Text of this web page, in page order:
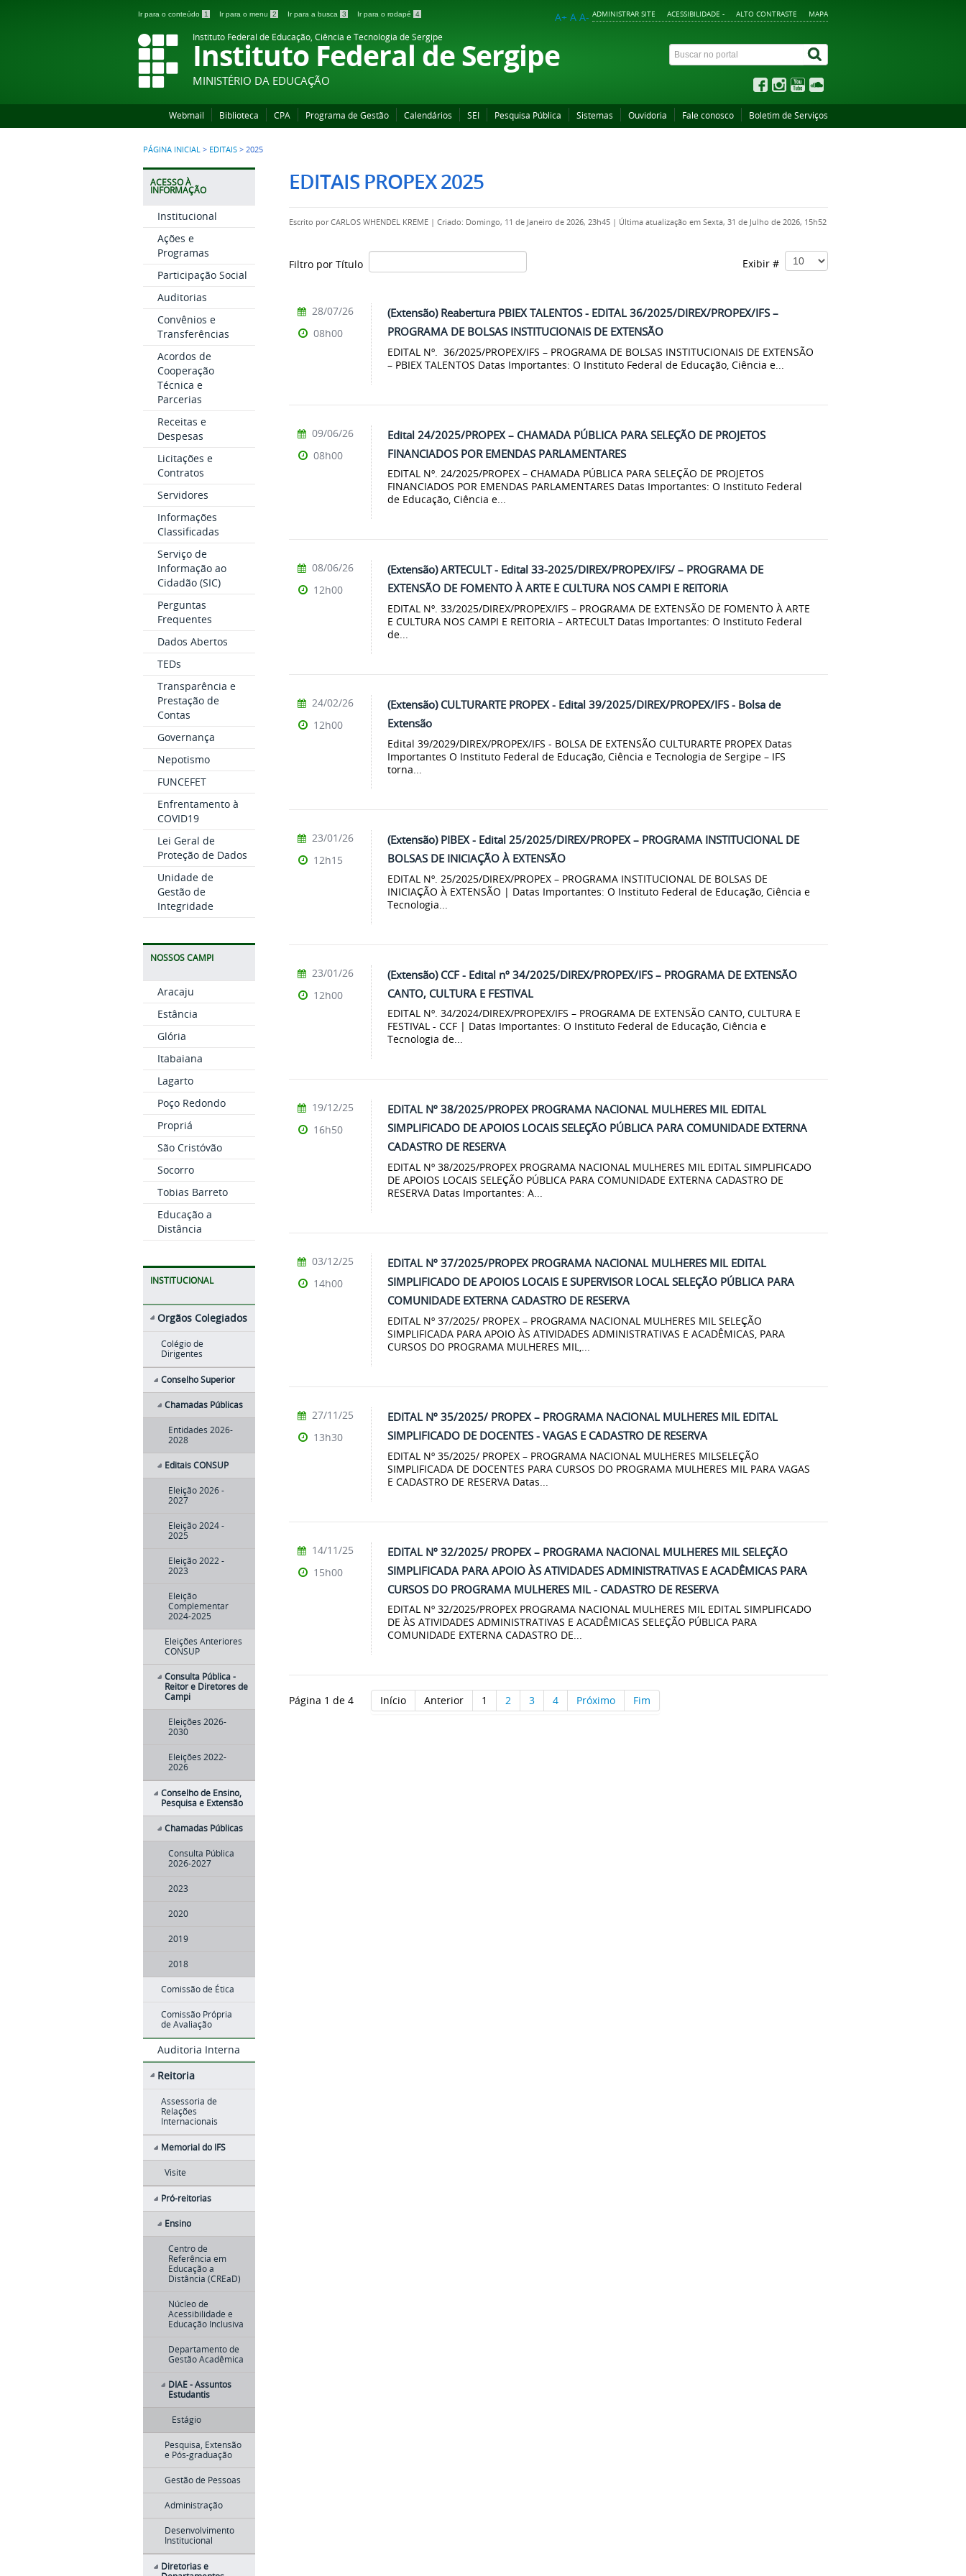
Ir para o conteúdo 1 Ir para o menu 2 Ir para a busca 3 Ir para o rodapé 4 ADMINISTRAR SITE ACESSIBILIDADE - ALTO CONTRASTE MAPA
A+ A A-
Instituto Federal de Educação, Ciência e Tecnologia de Sergipe
Instituto Federal de Sergipe
MINISTÉRIO DA EDUCAÇÃO
Webmail Biblioteca CPA Programa de Gestão Calendários SEI Pesquisa Pública Sistemas Ouvidoria Fale conosco Boletim de Serviços
PÁGINA INICIAL > EDITAIS > 2025
ACESSO À
INFORMAÇÃO
Institucional
Ações e
Programas
Participação Social
Auditorias
Convênios e
Transferências
Acordos de
Cooperação
Técnica e
Parcerias
Receitas e
Despesas
Licitações e
Contratos
Servidores
Informações
Classificadas
Serviço de
Informação ao
Cidadão (SIC)
Perguntas
Frequentes
Dados Abertos
TEDs
Transparência e
Prestação de
Contas
Governança
Nepotismo
FUNCEFET
Enfrentamento à
COVID19
Lei Geral de
Proteção de Dados
Unidade de
Gestão de
Integridade
NOSSOS CAMPI
Aracaju
Estância
Glória
Itabaiana
Lagarto
Poço Redondo
Propriá
São Cristóvão
Socorro
Tobias Barreto
Educação a
Distância
INSTITUCIONAL
Orgãos Colegiados
Colégio de
Dirigentes
Conselho Superior
Chamadas Públicas
Entidades 2026-
2028
Editais CONSUP
Eleição 2026 -
2027
Eleição 2024 -
2025
Eleição 2022 -
2023
Eleição
Complementar
2024-2025
Eleições Anteriores
CONSUP
Consulta Pública -
Reitor e Diretores de
Campi
Eleições 2026-
2030
Eleições 2022-
2026
Conselho de Ensino,
Pesquisa e Extensão
Chamadas Públicas
Consulta Pública
2026-2027
2023
2020
2019
2018
Comissão de Ética
Comissão Própria
de Avaliação
Auditoria Interna
Reitoria
Assessoria de
Relações
Internacionais
Memorial do IFS
Visite
Pró-reitorias
Ensino
Centro de
Referência em
Educação a
Distância (CREaD)
Núcleo de
Acessibilidade e
Educação Inclusiva
Departamento de
Gestão Acadêmica
DIAE - Assuntos
Estudantis
Estágio
Pesquisa, Extensão
e Pós-graduação
Gestão de Pessoas
Administração
Desenvolvimento
Institucional
Diretorias e
EDITAIS PROPEX 2025
Escrito porCARLOS WHENDEL KREME | Criado: Domingo, 11 de Janeiro de 2026, 23h45 | Última atualização em Sexta, 31 de Julho de 2026, 15h52
Filtro por Título Exibir #
(Extensão) Reabertura PBIEX TALENTOS - EDITAL 36/2025/DIREX/PROPEX/IFS –
PROGRAMA DE BOLSAS INSTITUCIONAIS DE EXTENSÃO
EDITAL Nº. 36/2025/PROPEX/IFS – PROGRAMA DE BOLSAS INSTITUCIONAIS DE EXTENSÃO
– PBIEX TALENTOS Datas Importantes: O Instituto Federal de Educação, Ciência e...
28/07/26
08h00
Edital 24/2025/PROPEX – CHAMADA PÚBLICA PARA SELEÇÃO DE PROJETOS
FINANCIADOS POR EMENDAS PARLAMENTARES
EDITAL Nº. 24/2025/PROPEX – CHAMADA PÚBLICA PARA SELEÇÃO DE PROJETOS
FINANCIADOS POR EMENDAS PARLAMENTARES Datas Importantes: O Instituto Federal
de Educação, Ciência e...
09/06/26
08h00
(Extensão) ARTECULT - Edital 33-2025/DIREX/PROPEX/IFS/ – PROGRAMA DE
EXTENSÃO DE FOMENTO À ARTE E CULTURA NOS CAMPI E REITORIA
EDITAL Nº. 33/2025/DIREX/PROPEX/IFS – PROGRAMA DE EXTENSÃO DE FOMENTO À ARTE
E CULTURA NOS CAMPI E REITORIA – ARTECULT Datas Importantes: O Instituto Federal
de...
08/06/26
12h00
(Extensão) CULTURARTE PROPEX - Edital 39/2025/DIREX/PROPEX/IFS - Bolsa de
Extensão
Edital 39/2029/DIREX/PROPEX/IFS - BOLSA DE EXTENSÃO CULTURARTE PROPEX Datas
Importantes O Instituto Federal de Educação, Ciência e Tecnologia de Sergipe – IFS
torna...
24/02/26
12h00
(Extensão) PIBEX - Edital 25/2025/DIREX/PROPEX – PROGRAMA INSTITUCIONAL DE
BOLSAS DE INICIAÇÃO À EXTENSÃO
EDITAL Nº. 25/2025/DIREX/PROPEX – PROGRAMA INSTITUCIONAL DE BOLSAS DE
INICIAÇÃO À EXTENSÃO | Datas Importantes: O Instituto Federal de Educação, Ciência e
Tecnologia...
23/01/26
12h15
(Extensão) CCF - Edital nº 34/2025/DIREX/PROPEX/IFS – PROGRAMA DE EXTENSÃO
CANTO, CULTURA E FESTIVAL
EDITAL Nº. 34/2024/DIREX/PROPEX/IFS – PROGRAMA DE EXTENSÃO CANTO, CULTURA E
FESTIVAL - CCF | Datas Importantes: O Instituto Federal de Educação, Ciência e
Tecnologia de...
23/01/26
12h00
EDITAL Nº 38/2025/PROPEX PROGRAMA NACIONAL MULHERES MIL EDITAL
SIMPLIFICADO DE APOIOS LOCAIS SELEÇÃO PÚBLICA PARA COMUNIDADE EXTERNA
CADASTRO DE RESERVA
EDITAL Nº 38/2025/PROPEX PROGRAMA NACIONAL MULHERES MIL EDITAL SIMPLIFICADO
DE APOIOS LOCAIS SELEÇÃO PÚBLICA PARA COMUNIDADE EXTERNA CADASTRO DE
RESERVA Datas Importantes: A...
19/12/25
16h50
EDITAL Nº 37/2025/PROPEX PROGRAMA NACIONAL MULHERES MIL EDITAL
SIMPLIFICADO DE APOIOS LOCAIS E SUPERVISOR LOCAL SELEÇÃO PÚBLICA PARA
COMUNIDADE EXTERNA CADASTRO DE RESERVA
EDITAL Nº 37/2025/ PROPEX – PROGRAMA NACIONAL MULHERES MIL SELEÇÃO
SIMPLIFICADA PARA APOIO ÀS ATIVIDADES ADMINISTRATIVAS E ACADÊMICAS, PARA
CURSOS DO PROGRAMA MULHERES MIL,...
03/12/25
14h00
EDITAL Nº 35/2025/ PROPEX – PROGRAMA NACIONAL MULHERES MIL EDITAL
SIMPLIFICADO DE DOCENTES - VAGAS E CADASTRO DE RESERVA
EDITAL Nº 35/2025/ PROPEX – PROGRAMA NACIONAL MULHERES MILSELEÇÃO
SIMPLIFICADA DE DOCENTES PARA CURSOS DO PROGRAMA MULHERES MIL PARA VAGAS
E CADASTRO DE RESERVA Datas...
27/11/25
13h30
EDITAL Nº 32/2025/ PROPEX – PROGRAMA NACIONAL MULHERES MIL SELEÇÃO
SIMPLIFICADA PARA APOIO ÀS ATIVIDADES ADMINISTRATIVAS E ACADÊMICAS PARA
CURSOS DO PROGRAMA MULHERES MIL - CADASTRO DE RESERVA
EDITAL Nº 32/2025/PROPEX PROGRAMA NACIONAL MULHERES MIL EDITAL SIMPLIFICADO
DE ÀS ATIVIDADES ADMINISTRATIVAS E ACADÊMICAS SELEÇÃO PÚBLICA PARA
COMUNIDADE EXTERNA CADASTRO DE...
14/11/25
15h00
Página 1 de 4 Início Anterior 1 2 3 4 Próximo Fim